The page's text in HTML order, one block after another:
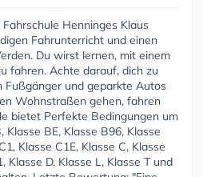
Henninges Klaus
Fahrunterricht und einen
Du wirst lernen, mit einem
fahren. Achte darauf, dich zu
Fußgänger und geparkte Autos
Wohnstraßen gehen, fahren
bietet Perfekte Bedingungen um
Klasse BE, Klasse B96, Klasse
Klasse C1E, Klasse C, Klasse
Klasse D, Klasse L, Klasse T und